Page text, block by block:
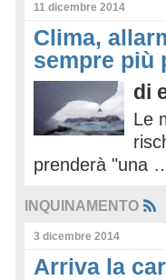
11 dicembre 2014
Clima,
sempre più
di
Le
prenderà "una
INQUINAMENTO
3 dicembre 2014
Arriva la